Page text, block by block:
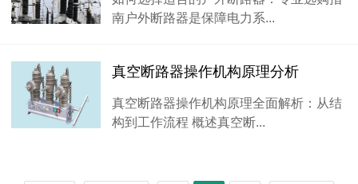
南户外断路器是保障电力系...
真空断路器操作机构原理分析
真空断路器操作机构原理全面解析：从结
构到工作流程 概述真空断...